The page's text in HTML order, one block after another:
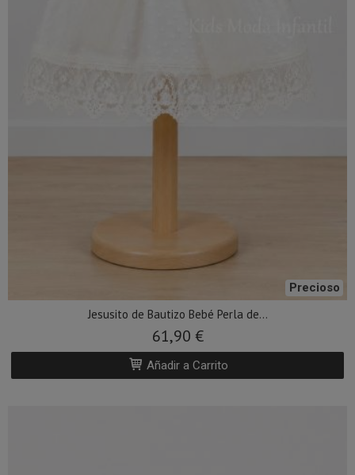
Precioso
Jesusito de Bautizo Bebé Perla de...
61,90 €
Añadir a Carrito